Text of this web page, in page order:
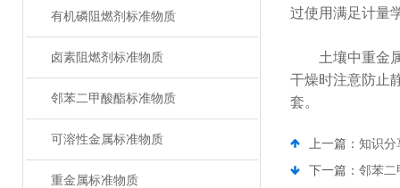
有机磷阻燃剂标准物质
卤素阻燃剂标准物质
邻苯二甲酸酯标准物质
可溶性金属标准物质
重金属标准物质
过使用满足计量
土壤中重金属
干燥时注意防止
套。
上一篇： 知识分
下一篇： 邻苯二